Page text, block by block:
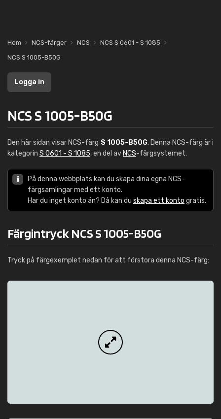
Hem NCS-färger NCS
NCS S 0601 - S 1085
NCS S 1005-B50G
Logga in
NCS S 1005-B50G
Den här sidan visar NCS-färg S 1005-B50G. Denna NCS-färg är i
kategorin S 0601 - S 1085, en del av NCS-färgsystemet.
På denna webbplats kan du skapa dina egna NCS-
färgsamlingar med ett konto.
Har du inget konto än? Då kan du skapa ett konto gratis.
Färgintryck NCS S 1005-B50G
Tryck på färgexemplet nedan för att förstora denna NCS-färg: